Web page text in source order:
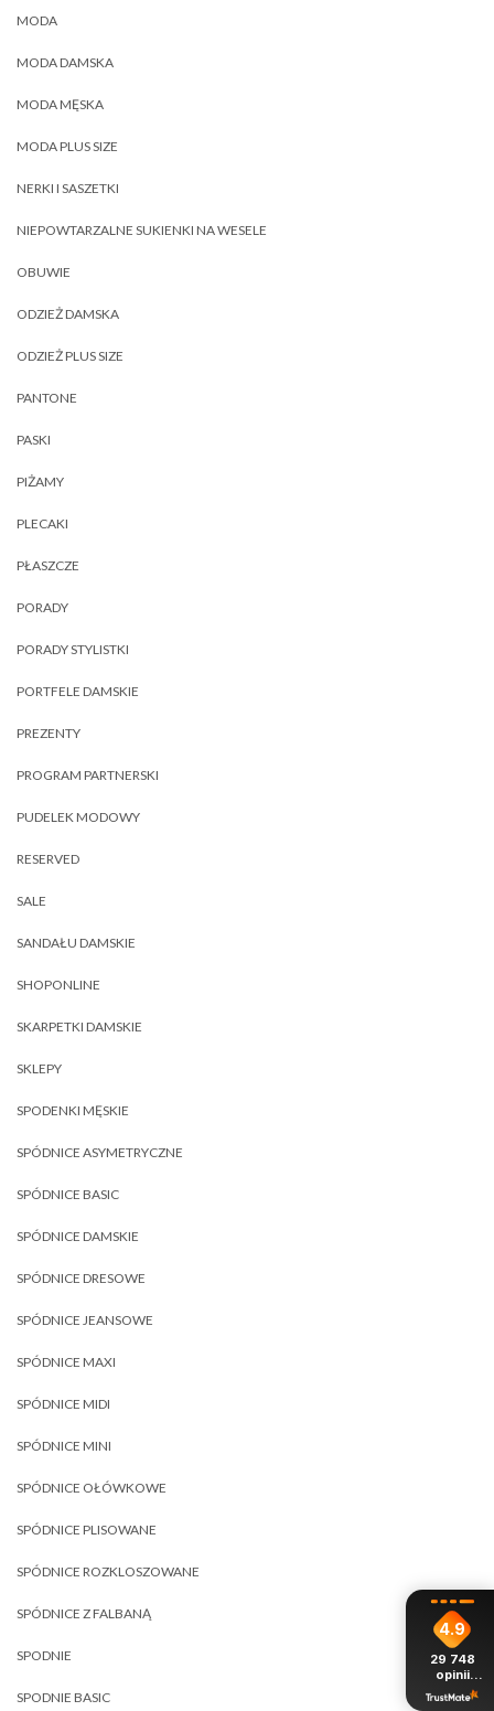
MODA
MODA DAMSKA
MODA MĘSKA
MODA PLUS SIZE
NERKI I SASZETKI
NIEPOWTARZALNE SUKIENKI NA WESELE
OBUWIE
ODZIEŻ DAMSKA
ODZIEŻ PLUS SIZE
PANTONE
PASKI
PIŻAMY
PLECAKI
PŁASZCZE
PORADY
PORADY STYLISTKI
PORTFELE DAMSKIE
PREZENTY
PROGRAM PARTNERSKI
PUDELEK MODOWY
RESERVED
SALE
SANDAŁU DAMSKIE
SHOPONLINE
SKARPETKI DAMSKIE
SKLEPY
SPODENKI MĘSKIE
SPÓDNICE ASYMETRYCZNE
SPÓDNICE BASIC
SPÓDNICE DAMSKIE
SPÓDNICE DRESOWE
SPÓDNICE JEANSOWE
SPÓDNICE MAXI
SPÓDNICE MIDI
SPÓDNICE MINI
SPÓDNICE OŁÓWKOWE
SPÓDNICE PLISOWANE
SPÓDNICE ROZKLOSZOWANE
SPÓDNICE Z FALBANĄ
SPODNIE
SPODNIE BASIC
4.9
29 748
opinii
z całego
okresu